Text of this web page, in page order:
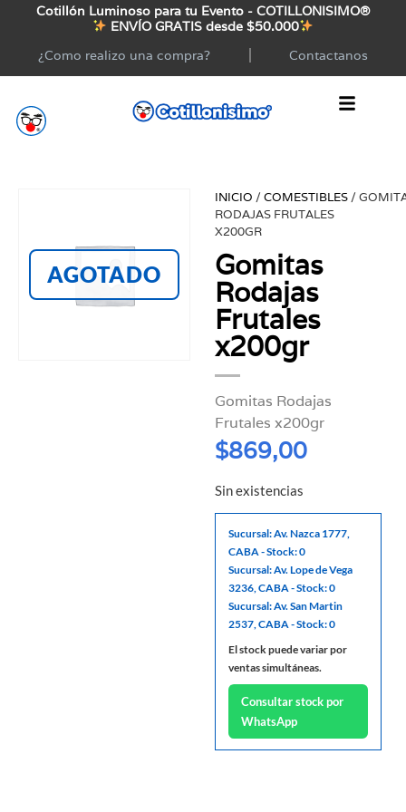
Cotillón Luminoso para tu Evento - COTILLONISIMO®
ENVÍO GRATIS desde $50.000
¿Como realizo una compra?
Contactanos
AGOTADO
INICIO /COMESTIBLES /
RODAJAS FRUTALES
X200GR
Gomitas
Rodajas
Frutales
x200gr
Gomitas Rodajas
Frutales x200gr
$869,00
Sin existencias
Sucursal: Av. Nazca 1777,
CABA - Stock: 0
Sucursal: Av. Lope de Vega
3236, CABA - Stock: 0
Sucursal: Av. San Martin
2537, CABA - Stock: 0
El stock puede variar por
ventas simultáneas.
Consultar stock por
WhatsApp